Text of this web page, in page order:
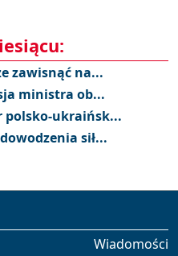
zawisnąć na...
ministra ob...
polsko-ukraińsk...
sił...
Wiadomości